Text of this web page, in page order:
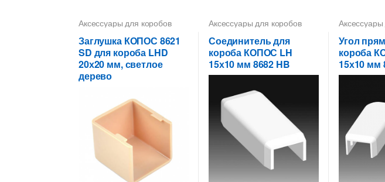
Аксессуары для коробов
Заглушка КОПОС 8621
SD для короба LHD
20х20 мм, светлое
дерево
Аксессуары для коробов
Соединитель для
короба КОПОС LH
15х10 мм 8682 HB
Угол
короба
15х10 мм